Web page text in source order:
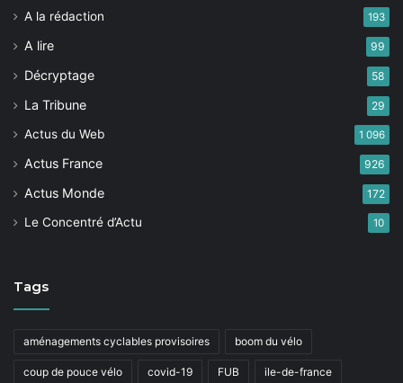
A la rédaction 193
A lire 99
Décryptage 58
La Tribune 29
Actus du Web 1 096
Actus France 926
Actus Monde 172
Le Concentré d’Actu 10
Tags
aménagements cyclables provisoires boom du vélo
coup de pouce vélo covid-19 FUB ile-de-france